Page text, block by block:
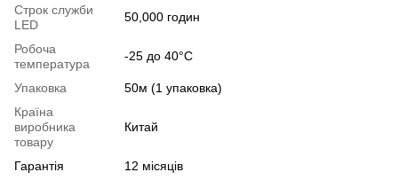
Строк служби
LED
50,000 годин
Робоча
температура
-25 до 40°С
Упаковка
50м (1 упаковка)
Країна
виробника
товару
Китай
Гарантія
12 місяців